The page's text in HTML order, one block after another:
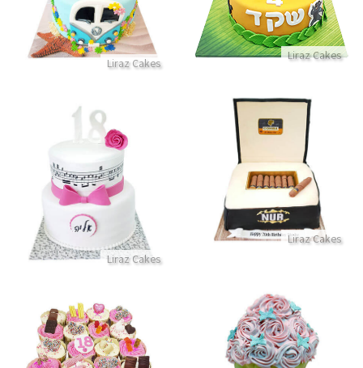
Liraz Cakes
התקשר/י
Liraz Cakes
התקשר/י
Liraz Cakes
עוגת סיגרים מבצק סוכר לגבר
התקשר/י
Liraz Cakes
עוגת תווים לגיל 18
התקשר/י
סמאש קייק קאפקייקס עם ממתקים